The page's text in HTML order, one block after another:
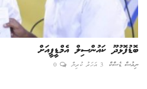
ބޮޑުފޮޅުދޫ ކައުންސިލް އެމްޑީޕީއަށް
ނިއުސް ޑެސްކް 3 އަހަރު ކުރިން 0